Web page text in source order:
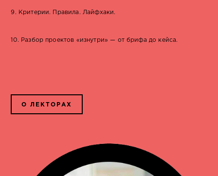
9. Критерии. Правила. Лайфхаки.
10. Разбор проектов «изнутри» — от брифа до кейса.
О ЛЕКТОРАХ